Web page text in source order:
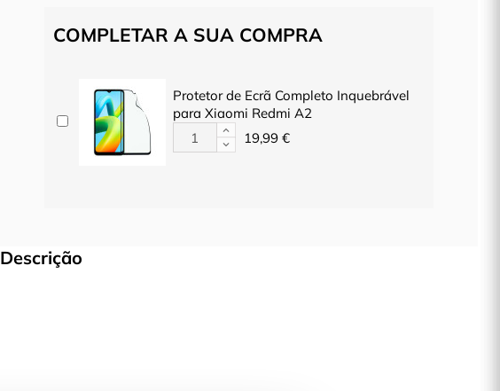
COMPLETAR A SUA COMPRA
Protetor de Ecrã Completo Inquebrável
para Xiaomi Redmi A2
19,99 €
Descrição